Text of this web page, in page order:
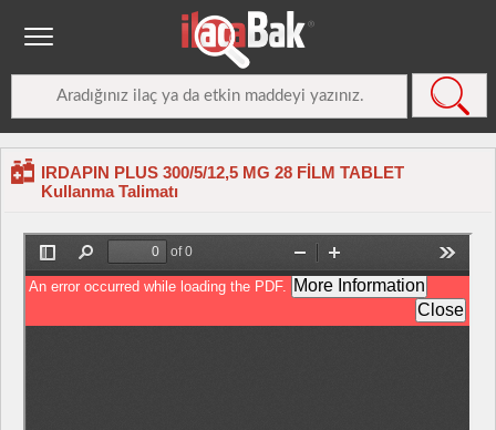
IRDAPIN PLUS 300/5/12,5 MG 28 FİLM TABLET
Kullanma Talimatı